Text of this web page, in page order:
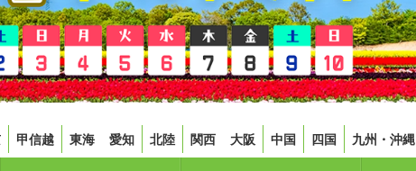
甲信越 東海 愛知 北陸 関西 大阪 中国 四国 九州・沖縄